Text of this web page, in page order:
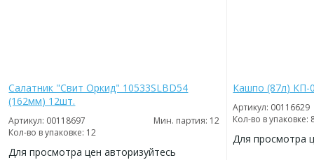
Салатник "Свит Оркид" 10533SLBD54
(162мм) 12шт.
Артикул: 00118697
Мин. партия: 12
Кол-во в упаковке: 12
Для просмотра цен авторизуйтесь
Кашпо (87л) КП-
Артикул: 00116629
Кол-во в упаковке:
Для просмотра